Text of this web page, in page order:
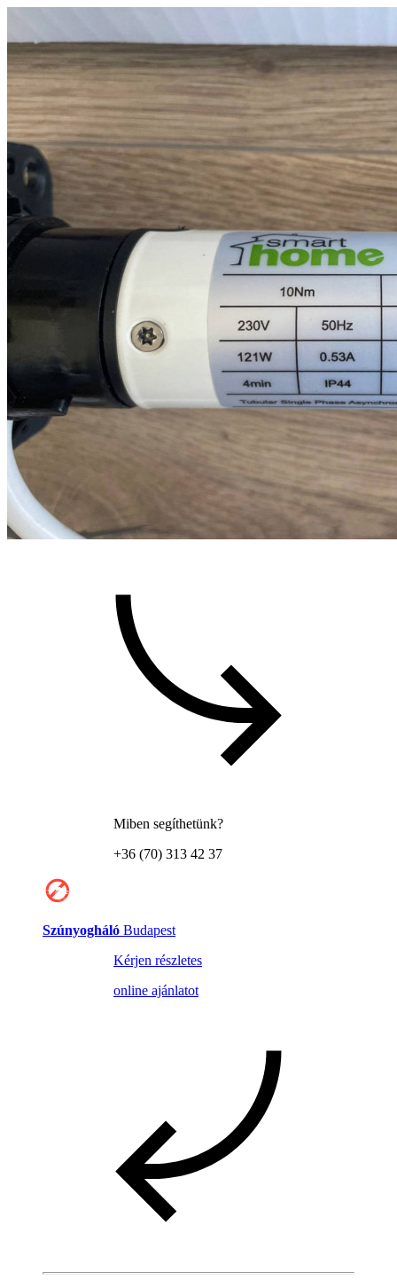
Miben segíthetünk?
+36 (70) 313 42 37
Szúnyogháló Budapest
Kérjen részletes
online ajánlatot